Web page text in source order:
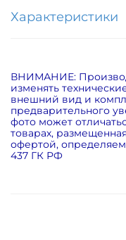
Характеристики
ВНИМАНИЕ:
изменять
внешний вид и
предварительного
фото может
товарах,
офертой,
437 ГК РФ